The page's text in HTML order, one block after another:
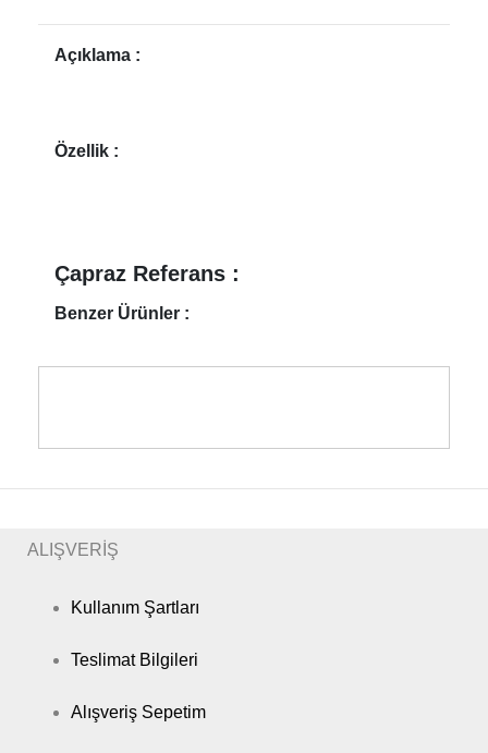
Açıklama :
Özellik :
Çapraz Referans :
Benzer Ürünler :
ALIŞVERİŞ
Kullanım Şartları
Teslimat Bilgileri
Alışveriş Sepetim